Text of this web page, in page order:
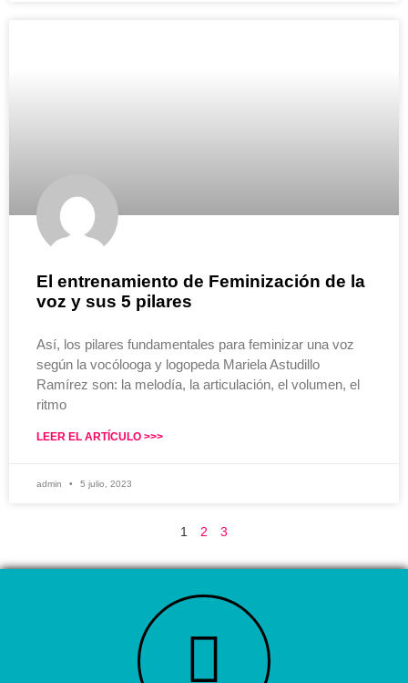
El entrenamiento de Feminización de la
voz y sus 5 pilares
Así, los pilares fundamentales para feminizar una voz
según la vocólooga y logopeda Mariela Astudillo
Ramírez son: la melodía, la articulación, el volumen, el
ritmo
LEER EL ARTÍCULO >>>
admin 5 julio, 2023
1 2 3